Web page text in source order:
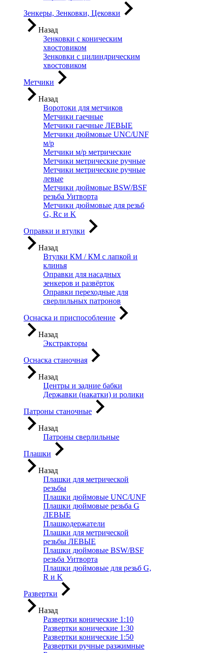
Зенкеры, Зенковки, Цековки
Назад
Зенковки с коническим
хвостовиком
Зенковки с цилиндрическим
хвостовиком
Метчики
Назад
Воротоки для метчиков
Метчики гаечные
Метчики гаечные ЛЕВЫЕ
Метчики дюймовые UNC/UNF
м/р
Метчики м/р метрические
Метчики метрические ручные
Метчики метрические ручные
левые
Метчики дюймовые BSW/BSF
резьба Уитворта
Метчики дюймовые для резьб
G, Rc и K
Оправки и втулки
Назад
Втулки КМ / КМ с лапкой и
клинья
Оправки для насадных
зенкеров и развёрток
Оправки переходные для
сверлильных патронов
Оснаска и приспособление
Назад
Экстракторы
Оснаска станочная
Назад
Центры и задние бабки
Державки (накатки) и ролики
Патроны станочные
Назад
Патроны сверлильные
Плашки
Назад
Плашки для метрической
резьбы
Плашки дюймовые UNC/UNF
Плашки дюймовые резьба G
ЛЕВЫЕ
Плашкодержатели
Плашки для метрической
резьбы ЛЕВЫЕ
Плашки дюймовые BSW/BSF
резьба Уитворта
Плашки дюймовые для резьб G,
R и K
Развертки
Назад
Развертки конические 1:10
Развертки конические 1:30
Развертки конические 1:50
Развертки ручные разжимные